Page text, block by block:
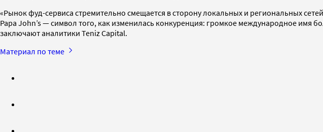
«Рынок фуд-сервиса стремительно смещается в сторону локальных и региональных
Papa John’s — символ того, как изменилась конкуренция: громкое международное имя
заключают аналитики Teniz Capital.
Материал по теме